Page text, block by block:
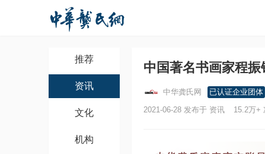
推荐
资讯
文化
机构
中国著名书画家程
中华龚氏网
已认证企业团体
2021-06-28 发布于 资讯
15.2万+